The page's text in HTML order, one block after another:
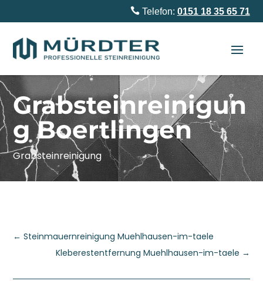
Telefon: 0151 18 35 65 71
Grabsteinreinigun
g Boertlingen
Grabsteinreinigung
←Steinmauernreinigung Muehlhausen-im-taele
Kleberestentfernung Muehlhausen-im-taele →